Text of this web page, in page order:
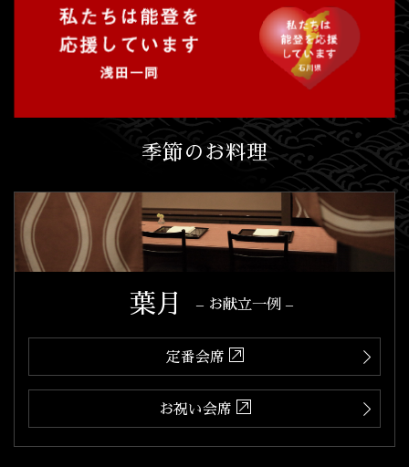
季節のお料理
葉月 – お献立一例 –
定番会席
お祝い会席